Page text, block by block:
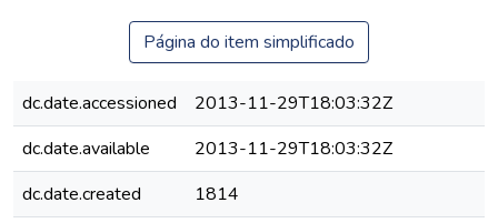
Página do item simplificado
dc.date.accessioned
2013-11-29T18:03:32Z
dc.date.available
2013-11-29T18:03:32Z
dc.date.created
1814